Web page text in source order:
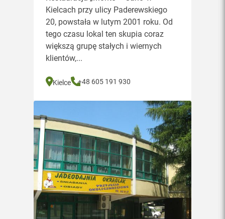
Kielcach przy ulicy Paderewskiego
20, powstała w lutym 2001 roku. Od
tego czasu lokal ten skupia coraz
większą grupę stałych i wiernych
klientów,...
Kielce +48 605 191 930